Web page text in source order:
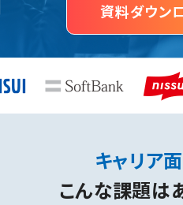
資料ダウン
キャリア
こんな課題は